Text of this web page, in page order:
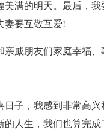
满的明天。最后，
妻要互敬互爱!
亲戚朋友们家庭幸福
子，我感到非常高
人生，我们也算完